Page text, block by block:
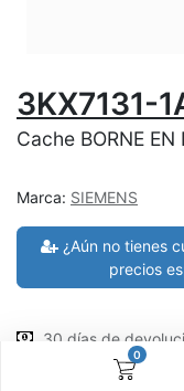
0
3KX7131-
Cache BORNE EN
Marca: SIEMENS
¿Aún no tienes
precios
30 días de
devoluciones en 7